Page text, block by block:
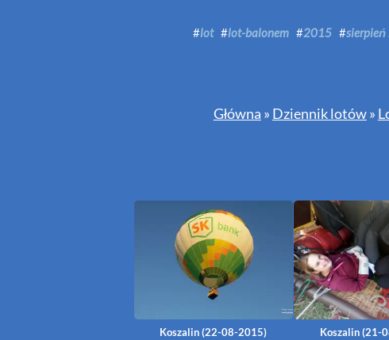
#lot #lot-balonem #2015 #
Główna » Dziennik lotów »
Koszalin (22-08-2015) Koszalin (21-